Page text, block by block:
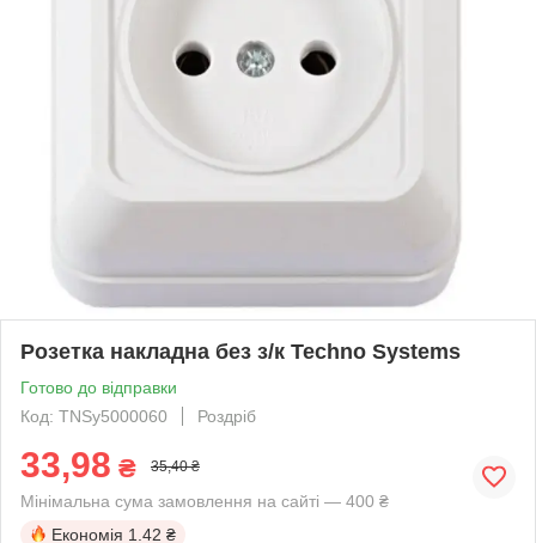
Розетка накладна без з/к Techno Systems
Готово до відправки
Код: TNSy5000060
Роздріб
33,98 ₴ 35,40 ₴
Мінімальна сума замовлення на сайті — 400 ₴
Економія 1.42 ₴